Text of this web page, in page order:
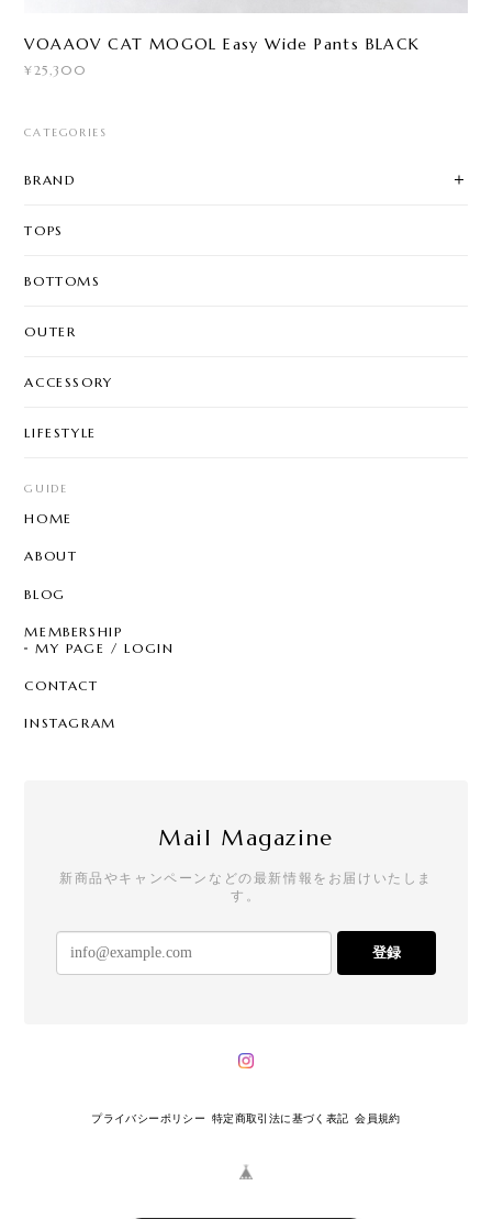
VOAAOV CAT MOGOL Easy Wide Pants BLACK
¥25,300
CATEGORIES
BRAND
TOPS
BOTTOMS
OUTER
ACCESSORY
LIFESTYLE
GUIDE
HOME
ABOUT
BLOG
MEMBERSHIP
MY PAGE / LOGIN
CONTACT
INSTAGRAM
Mail Magazine
新商品やキャンペーンなどの最新情報をお届けいたしま
す。
登録
プライバシーポリシー 特定商取引法に基づく表記 会員規約